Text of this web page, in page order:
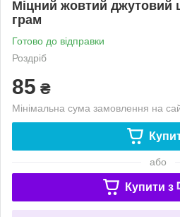
Міцний жовтий джутовий
грам
Готово до відправки
Роздріб
85 ₴
Мінімальна сума замовлення на
або
Купити з